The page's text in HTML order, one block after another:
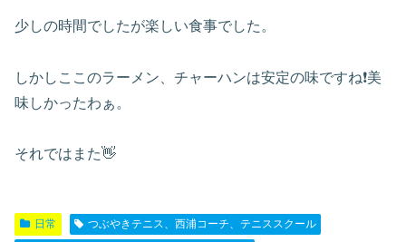
少しの時間でしたが楽しい食事でした。
しかしここのラーメン、チャーハンは安定の味ですね❗️美
味しかったわぁ。
それではまた👋
日常
つぶやきテニス、西浦コーチ、テニススクール